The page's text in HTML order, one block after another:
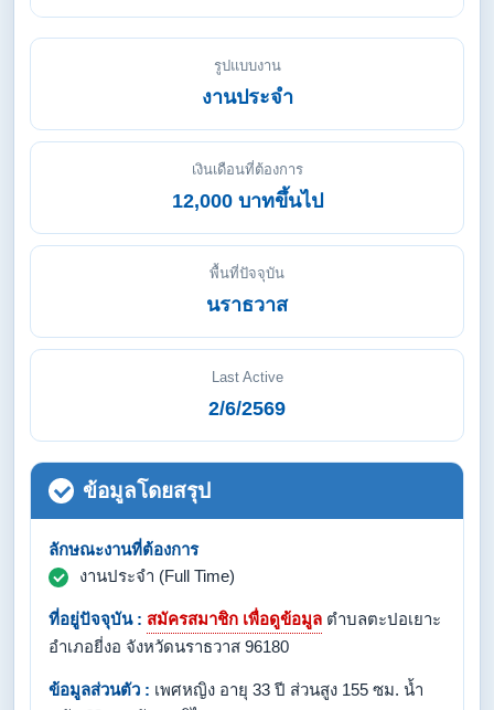
รูปแบบงาน
งานประจำ
เงินเดือนที่ต้องการ
12,000 บาทขึ้นไป
พื้นที่ปัจจุบัน
นราธวาส
Last Active
2/6/2569
ข้อมูลโดยสรุป
ลักษณะงานที่ต้องการ
งานประจำ (Full Time)
ที่อยู่ปัจจุบัน : สมัครสมาชิก เพื่อดูข้อมูล ตำบลตะปอเยาะ
อำเภอยี่งอ จังหวัดนราธวาส 96180
ข้อมูลส่วนตัว : เพศหญิง อายุ 33 ปี ส่วนสูง 155 ซม. น้ำ